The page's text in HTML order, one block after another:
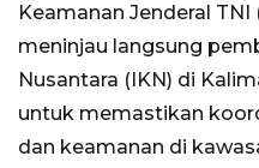
Keamanan Jenderal
meninjau langsung
Nusantara (IKN) di
untuk memastikan
dan keamanan di